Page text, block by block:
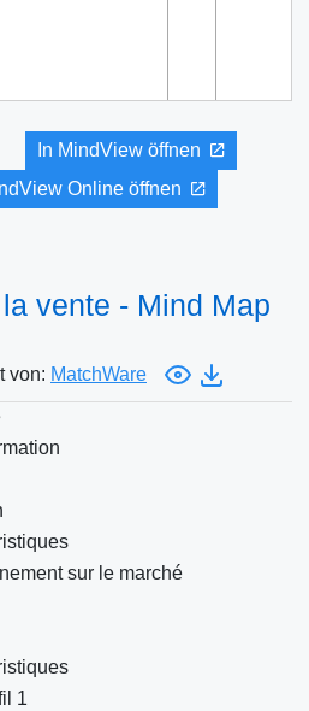
In MindView öffnen
Online öffnen
vente - Mind Map
von: MatchWare
sur le marché
1